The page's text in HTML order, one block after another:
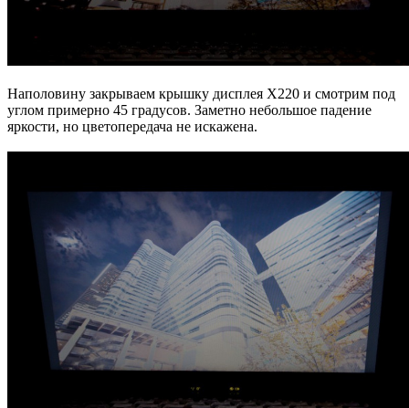
Наполовину закрываем крышку дисплея X220 и смотрим под
углом примерно 45 градусов. Заметно небольшое падение
яркости, но цветопередача не искажена.